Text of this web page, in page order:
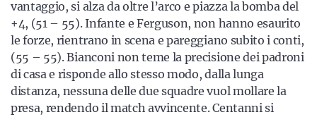
vantaggio, si alza da oltre l’arco e piazza la bomba del
+4, (51 – 55). Infante e Ferguson, non hanno esaurito
le forze, rientrano in scena e pareggiano subito i conti,
(55 – 55). Bianconi non teme la precisione dei padroni
di casa e risponde allo stesso modo, dalla lunga
distanza, nessuna delle due squadre vuol mollare la
presa, rendendo il match avvincente. Centanni si